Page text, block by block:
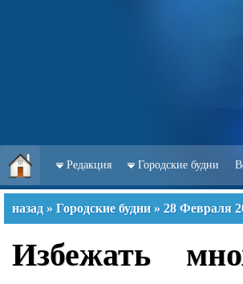
Редакция Городские будни
назад » Городские будни » 28 Февраля
Избежать